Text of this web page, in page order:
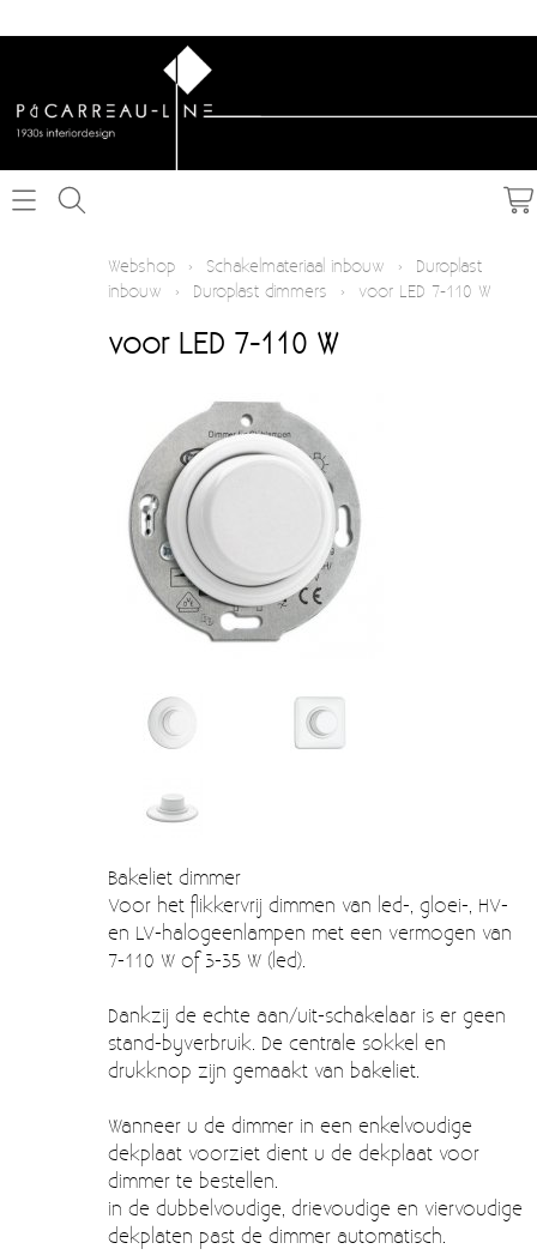
Schakelmateriaal opbouw
Textielkabel
Deur- en raambeslag
Kapstokken & Haken
Meubelgrepen
Voorraadbakjes
Kastinrichting
Keuken accessoires
Smeg 50s klein elektro
Emaille
Moccamaster (De beste kop koffie sinds 1968)
Vintage
EINDE REEKSEN
Verzendkosten
Webshop › Schakelmateriaal inbouw ›
Duroplast
inbouw
› Duroplast dimmers › voor LED 7-110 W
voor LED 7-110 W
Bakeliet dimmer
Voor het flikkervrij dimmen van led-, gloei-, HV-
en LV-halogeenlampen met een vermogen van
7-110 W of 3-35 W (led).
Dankzij de echte aan/uit-schakelaar is er geen
stand-byverbruik. De centrale sokkel en
drukknop zijn gemaakt van bakeliet.
Wanneer u de dimmer in een enkelvoudige
dekplaat voorziet dient u de dekplaat voor
dimmer te bestellen.
in de dubbelvoudige, drievoudige en viervoudige
dekplaten past de dimmer automatisch.